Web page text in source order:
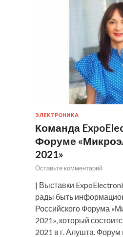
ЭЛЕКТРОНИКА
Команда
Форуме
2021»
Оставьте комментарий
| Выставки
рады быть
Российского Форума
2021», который
2021 в г. Алушта. Форум